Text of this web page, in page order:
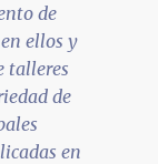
de
ellos y
talleres
de
en